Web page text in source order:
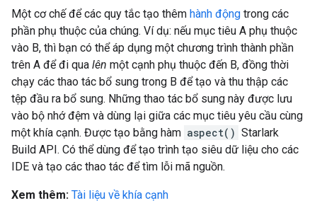
Một cơ chế để các quy tắc tạo thêm hành động trong các
phần phụ thuộc của chúng. Ví dụ: nếu mục tiêu A phụ thuộc
vào B, thì bạn có thể áp dụng một chương trình thành phần
trên A để đi qua lên một cạnh phụ thuộc đến B, đồng thời
chạy các thao tác bổ sung trong B để tạo và thu thập các
tệp đầu ra bổ sung. Những thao tác bổ sung này được lưu
vào bộ nhớ đệm và dùng lại giữa các mục tiêu yêu cầu cùng
một khía cạnh. Được tạo bằng hàm aspect() Starlark
Build API. Có thể dùng để tạo trình tạo siêu dữ liệu cho các
IDE và tạo các thao tác để tìm lỗi mã nguồn.
Xem thêm: Tài liệu về khía cạnh